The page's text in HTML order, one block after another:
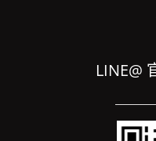
LINE@